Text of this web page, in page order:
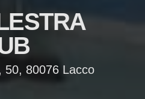
50, 80076 Lacco